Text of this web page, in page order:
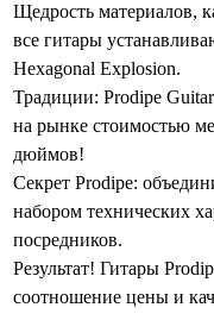
Щедрость материалов,
все гитары
Hexagonal Explosion.
Традиции: Prodipe
на рынке стоимостью
дюймов!
Секрет Prodipe:
набором технических
посредников.
Результат! Гитары
соотношение цены и